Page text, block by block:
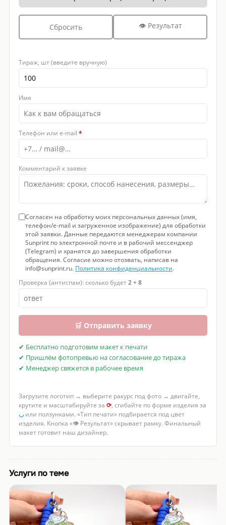
Сбросить 👁 Результат
Тираж, шт (введите вручную)
Имя
Телефон или e-mail *
Комментарий к заявке
Согласен на обработку моих персональных данных (имя,
телефон/e-mail и загруженное изображение) для обработки
этой заявки. Данные передаются менеджерам компании
Sunprint по электронной почте и в рабочий мессенджер
(Telegram) и хранятся до завершения обработки
обращения. Согласие можно отозвать, написав на
info@sunprint.ru. Политика конфиденциальности.
Проверка (антиспам): сколько будет2 + 8
🛒 Отправить заявку
✔ Бесплатно подготовим макет к печати
✔ Пришлём фотопревью на согласование до тиража
✔ Менеджер свяжется в рабочее время
Загрузите логотип → выберите ракурс под фото → двигайте,
крутите и масштабируйте за ⟳, сгибайте по форме изделия за
◡или ползунками. «Тип печати» подбирается под цвет
изделия. Кнопка «👁 Результат» скрывает рамку. Финальный
макет готовит наш дизайнер.
Услуги по теме